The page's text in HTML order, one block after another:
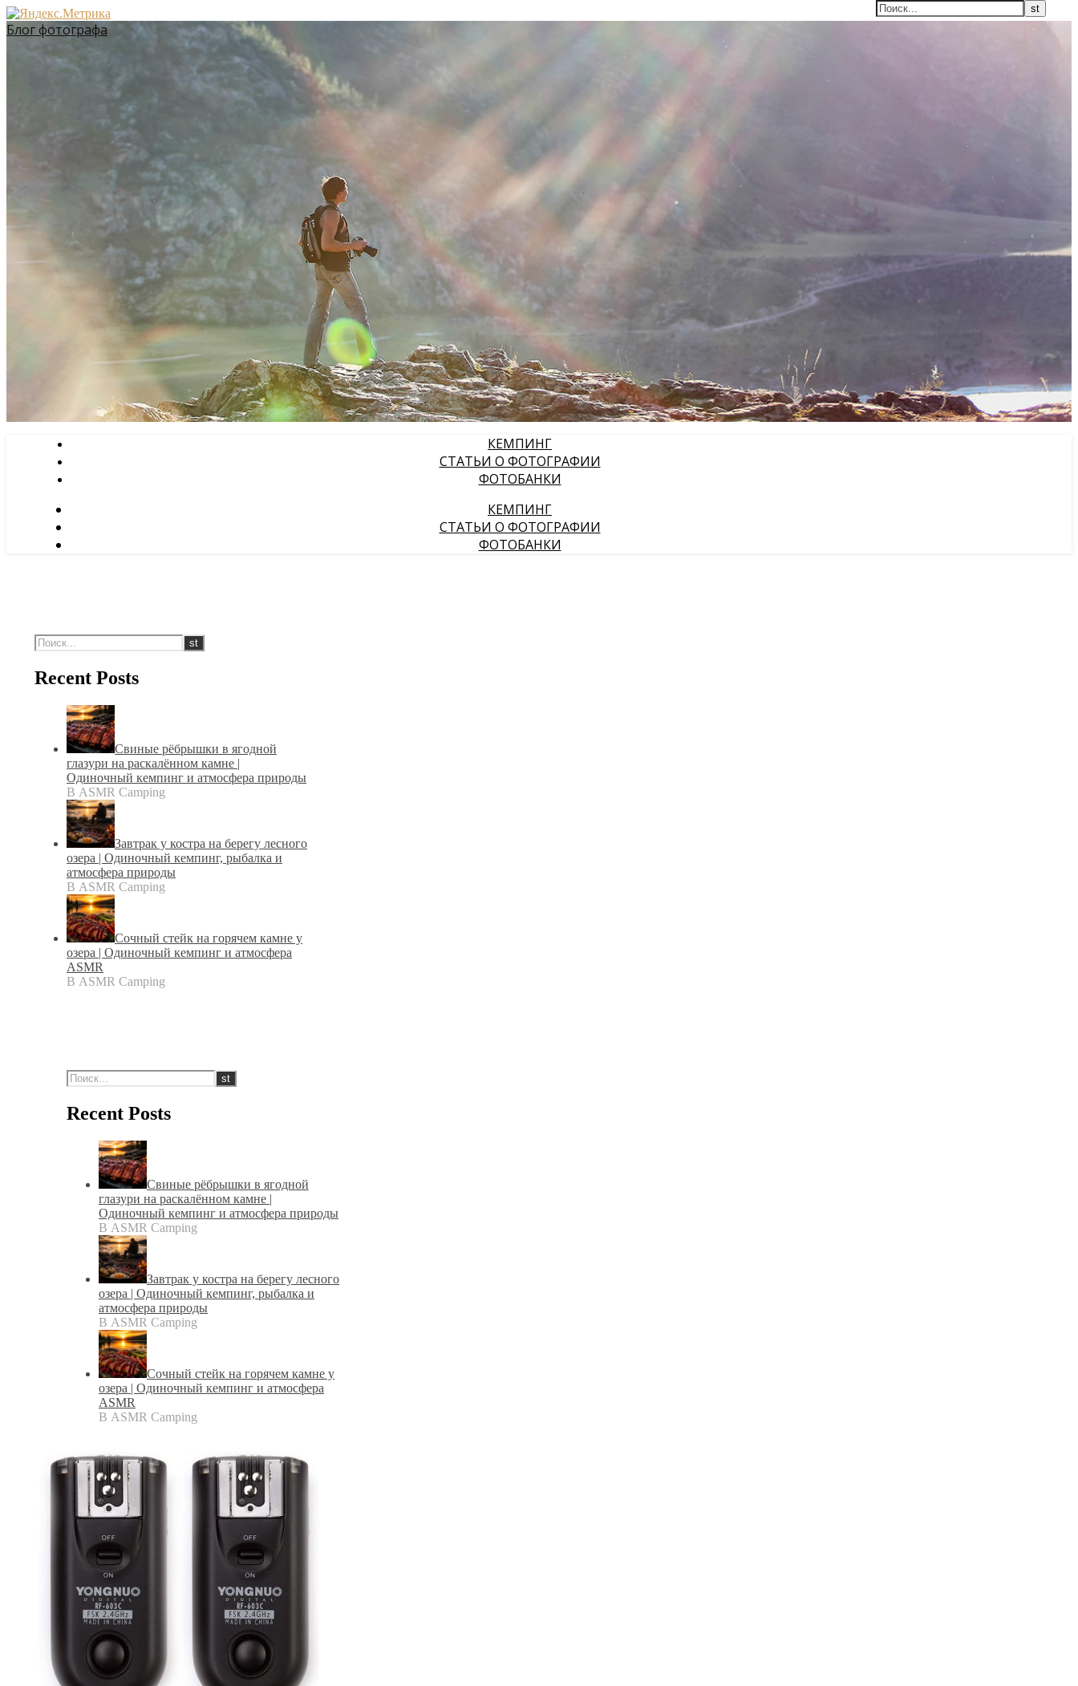
Блог фотографа
КЕМПИНГ
СТАТЬИ О ФОТОГРАФИИ
ФОТОБАНКИ
КЕМПИНГ
СТАТЬИ О ФОТОГРАФИИ
ФОТОБАНКИ
Recent Posts
Свиные рёбрышки в ягодной
глазури на раскалённом камне |
Одиночный кемпинг и атмосфера природы
В ASMR Camping
Завтрак у костра на берегу лесного
озера | Одиночный кемпинг, рыбалка и
атмосфера природы
В ASMR Camping
Сочный стейк на горячем камне у
озера | Одиночный кемпинг и атмосфера
ASMR
В ASMR Camping
Recent Posts
Свиные рёбрышки в ягодной
глазури на раскалённом камне |
Одиночный кемпинг и атмосфера природы
В ASMR Camping
Завтрак у костра на берегу лесного
озера | Одиночный кемпинг, рыбалка и
атмосфера природы
В ASMR Camping
Сочный стейк на горячем камне у
озера | Одиночный кемпинг и атмосфера
ASMR
В ASMR Camping